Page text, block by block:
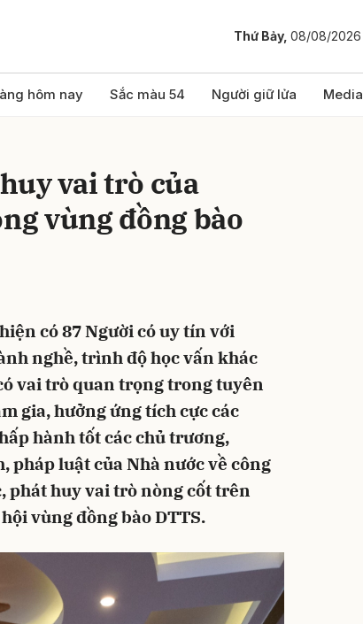
Thứ Bảy, 08/08/2026
hôm nay Sắc màu 54 Người giữ lửa Media
vai trò của
vùng đồng bào
có 87 Người có uy tín với
nghề, trình độ học vấn khác
vai trò quan trọng trong tuyên
gia, hưởng ứng tích cực các
hành tốt các chủ trương,
pháp luật của Nhà nước về công
phát huy vai trò nòng cốt trên
vùng đồng bào DTTS.
luận